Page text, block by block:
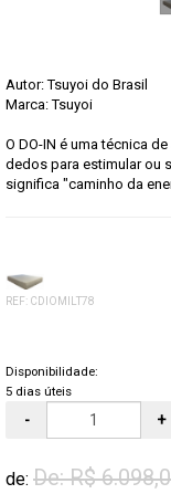
Autor: Tsuyoi do Brasil
Marca:Tsuyoi
O DO-IN é uma técnica
dedos para estimular ou
significa "caminho da
REF: CDIOMILT78
Disponibilidade:
5 dias úteis
- +
de: De: R$